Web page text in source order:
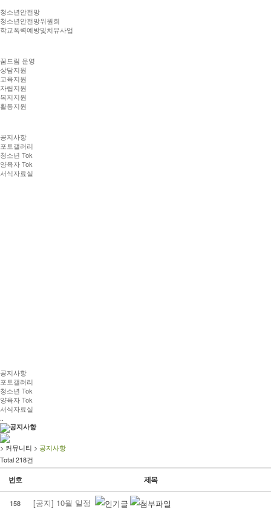
청소년안전망
청소년안전망위원회
학교폭력예방및치유사업
꿈드림 운영
상담지원
교육지원
자립지원
복지지원
활동지원
공지사항
포토갤러리
청소년 Tok
양육자 Tok
서식자료실
공지사항
포토갤러리
청소년 Tok
양육자 Tok
서식자료실
..
공지사항
> 커뮤니티 > 공지사항
Total 218건
번호 제목
158 [공지] 10월 일정